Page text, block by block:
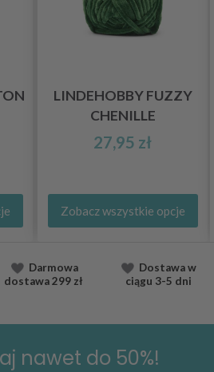
LINDEHOBBY FUZZY
CHENILLE
27,95 zł
Zobacz wszystkie opcje
Darmowa
dostawa299 zł
Dostawaw
ciągu 3-5 dni
nawet do 50%!